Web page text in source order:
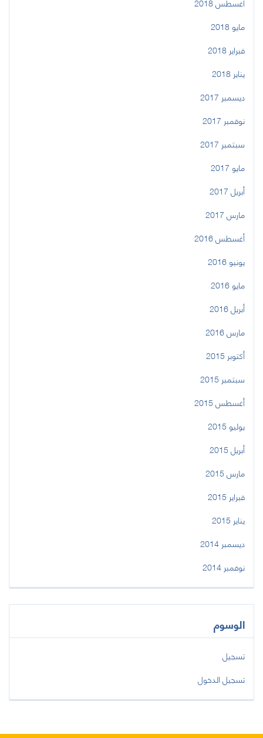
مايو 2018
فبراير 2018
يناير 2018
ديسمبر 2017
نوفمبر 2017
سبتمبر 2017
مايو 2017
أبريل 2017
مارس 2017
أغسطس 2016
يونيو 2016
مايو 2016
أبريل 2016
مارس 2016
أكتوبر 2015
سبتمبر 2015
أغسطس 2015
يوليو 2015
أبريل 2015
مارس 2015
فبراير 2015
يناير 2015
ديسمبر 2014
نوفمبر 2014
الوسوم
تسجيل
تسجيل الدخول